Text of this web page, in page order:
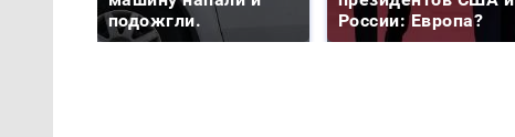
подожгли.
России: Европа?